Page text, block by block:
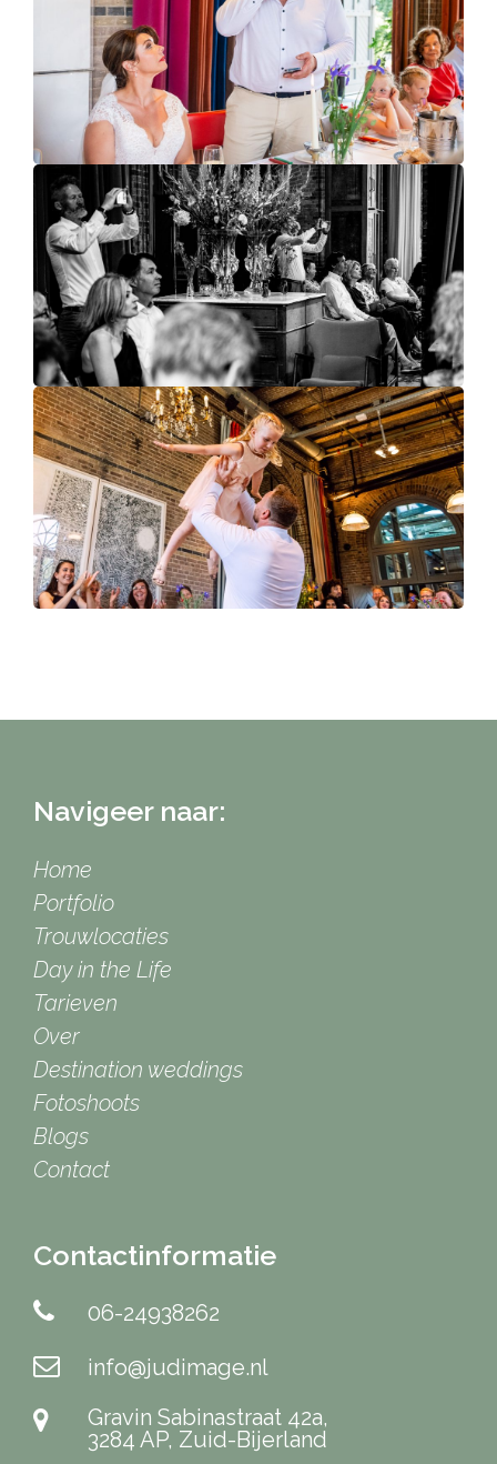
Navigeer naar:
Home
Portfolio
Trouwlocaties
Day in the Life
Tarieven
Over
Destination weddings
Fotoshoots
Blogs
Contact
Contactinformatie
06-24938262
info@judimage.nl
Gravin Sabinastraat 42a,
3284 AP, Zuid-Bijerland